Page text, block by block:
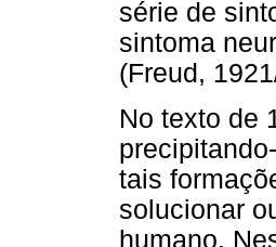
série de
sintoma
(Freud,
No texto de
tais
solucionar
humano.